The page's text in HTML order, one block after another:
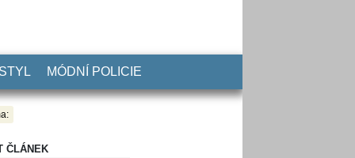
MÓDNÍ POLICIE
ČLÁNEK